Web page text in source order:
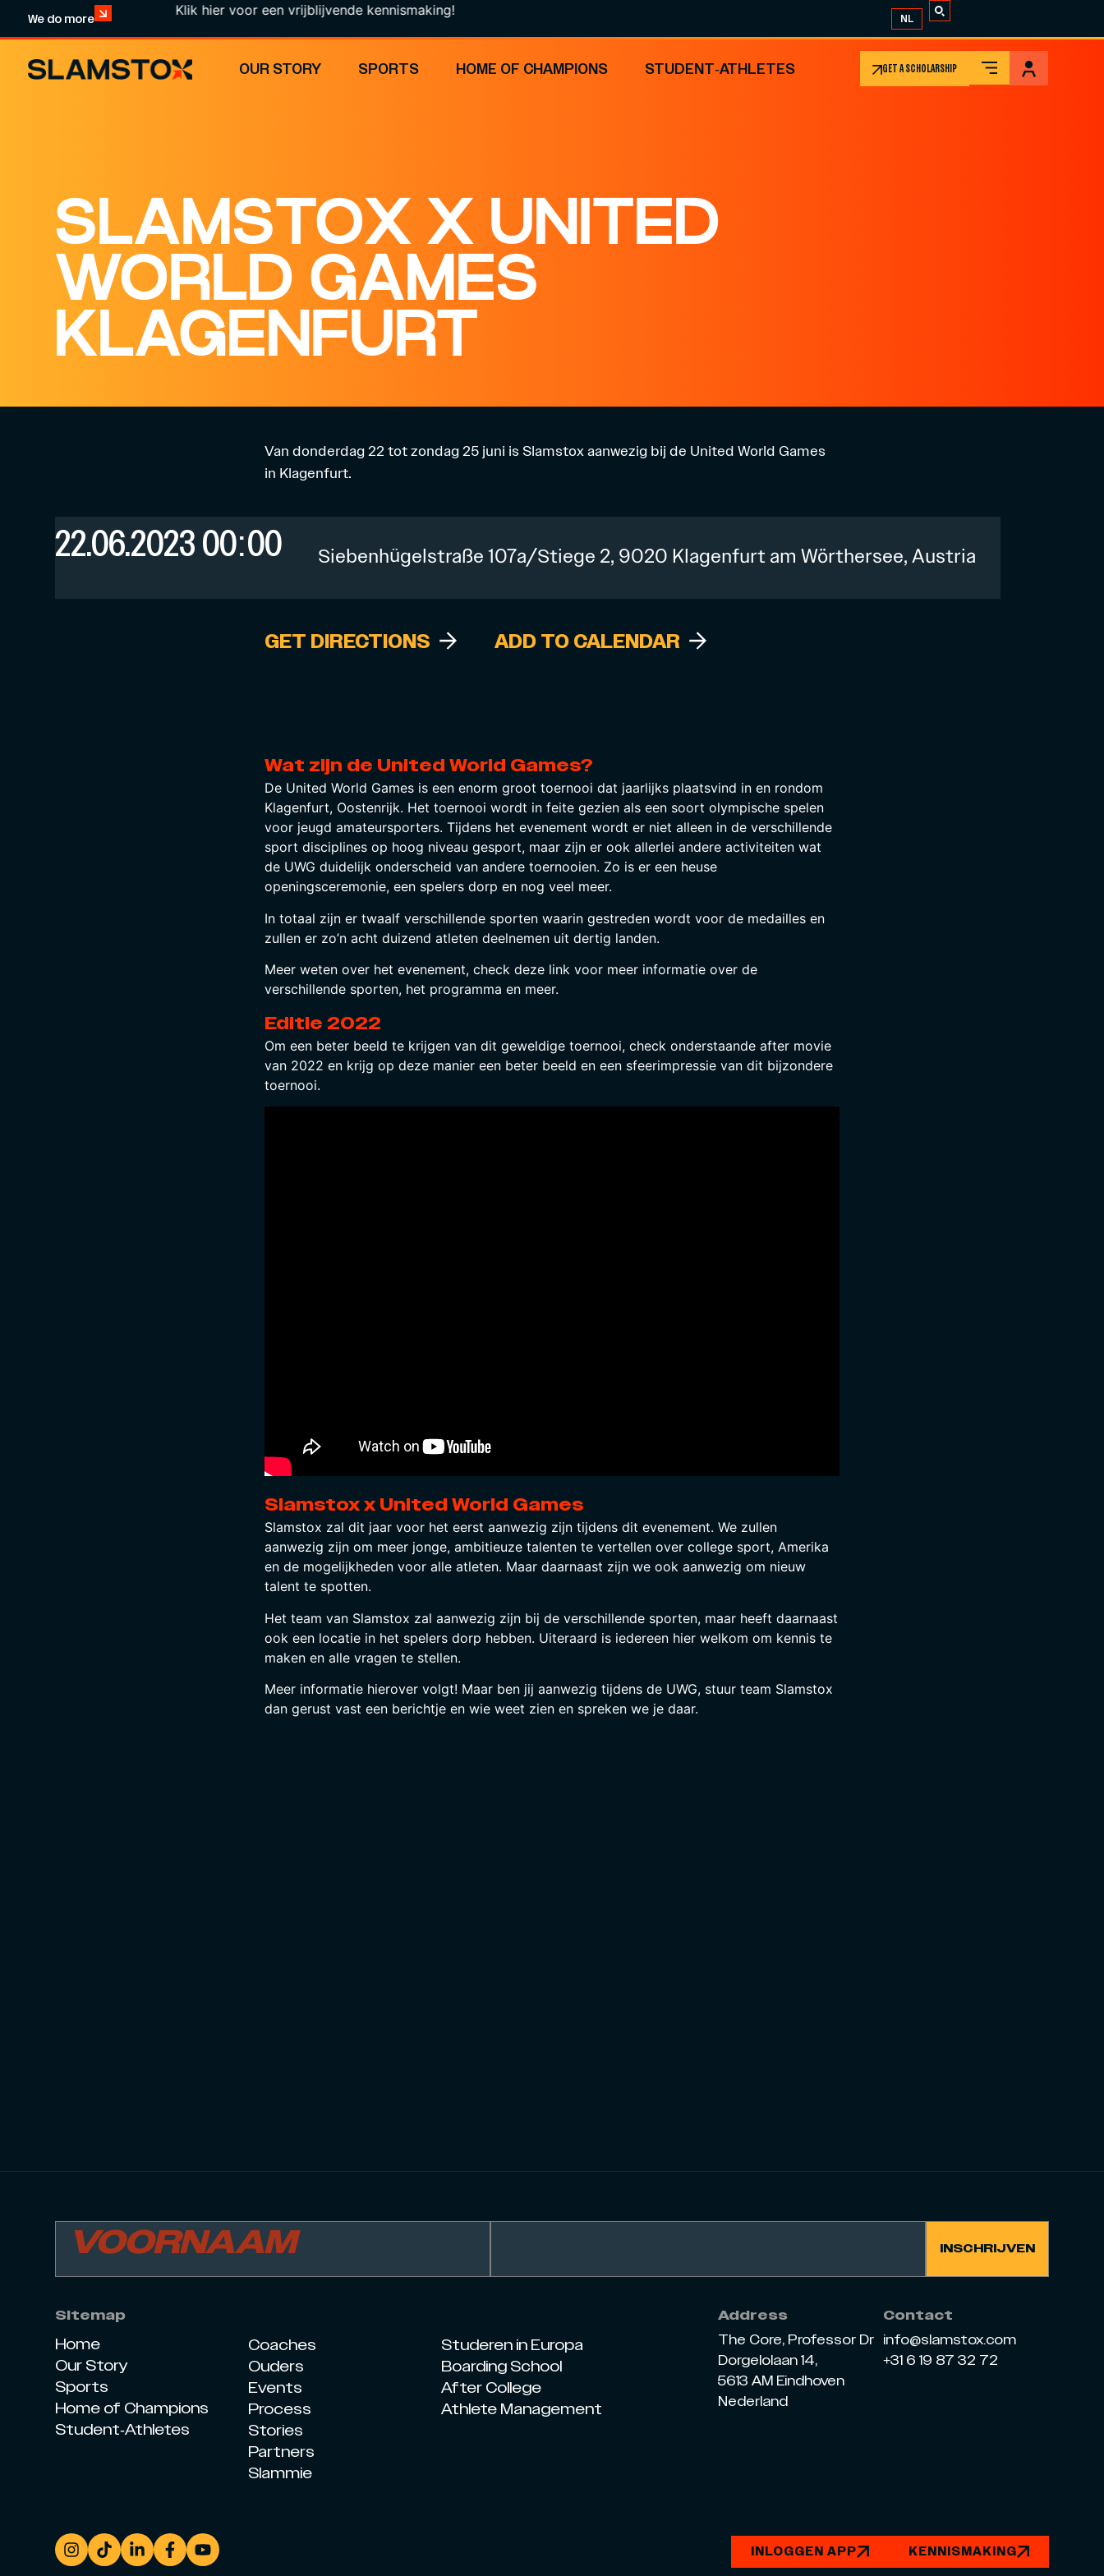
We do more
Klik hier voor een vrijblijvende kennismaking!
NL
OUR STORY SPORTS HOME OF CHAMPIONS STUDENT-ATHLETES GET A SCHOLARSHIP
SLAMSTOX X UNITED
WORLD GAMES
KLAGENFURT
Van donderdag 22 tot zondag 25 juni is Slamstox aanwezig bij de United World Games
in Klagenfurt.
22.06.2023 00:00 Siebenhügelstraße 107a/Stiege 2, 9020 Klagenfurt am Wörthersee, Austria
GET DIRECTIONS ADD TO CALENDAR
Wat zijn de United World Games?
De United World Games is een enorm groot toernooi dat jaarlijks plaatsvind in en rondom
Klagenfurt, Oostenrijk. Het toernooi wordt in feite gezien als een soort olympische spelen
voor jeugd amateursporters. Tijdens het evenement wordt er niet alleen in de verschillende
sport disciplines op hoog niveau gesport, maar zijn er ook allerlei andere activiteiten wat
de UWG duidelijk onderscheid van andere toernooien. Zo is er een heuse
openingsceremonie, een spelers dorp en nog veel meer.
In totaal zijn er twaalf verschillende sporten waarin gestreden wordt voor de medailles en
zullen er zo’n acht duizend atleten deelnemen uit dertig landen.
Meer weten over het evenement, check deze link voor meer informatie over de
verschillende sporten, het programma en meer.
Editie 2022
Om een beter beeld te krijgen van dit geweldige toernooi, check onderstaande after movie
van 2022 en krijg op deze manier een beter beeld en een sfeerimpressie van dit bijzondere
toernooi.
Slamstox x United World Games
Slamstox zal dit jaar voor het eerst aanwezig zijn tijdens dit evenement. We zullen
aanwezig zijn om meer jonge, ambitieuze talenten te vertellen over college sport, Amerika
en de mogelijkheden voor alle atleten. Maar daarnaast zijn we ook aanwezig om nieuw
talent te spotten.
Het team van Slamstox zal aanwezig zijn bij de verschillende sporten, maar heeft daarnaast
ook een locatie in het spelers dorp hebben. Uiteraard is iedereen hier welkom om kennis te
maken en alle vragen te stellen.
Meer informatie hierover volgt! Maar ben jij aanwezig tijdens de UWG, stuur team Slamstox
dan gerust vast een berichtje en wie weet zien en spreken we je daar.
Sitemap
Home
Our Story
Sports
Home of Champions
Student-Athletes
Coaches
Ouders
Events
Process
Stories
Partners
Slammie
Studeren in Europa
Boarding School
After College
Athlete Management
Address
The Core, Professor Dr
Dorgelolaan 14,
5613 AM Eindhoven
Nederland
Contact
info@slamstox.com
+31 6 19 87 32 72
INLOGGEN APP KENNISMAKING